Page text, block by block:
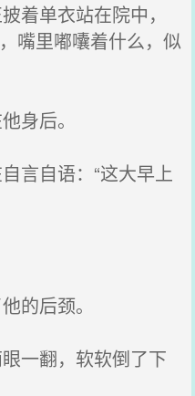
着单衣站在院中，
嘴里嘟囔着什么，似
身后。
言自语：“这大早上
的后颈。
一翻，软软倒了下